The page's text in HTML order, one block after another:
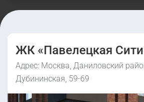
ЖК «Павелецкая
Адрес: Москва, Даниловский
Дубининская, 59-69